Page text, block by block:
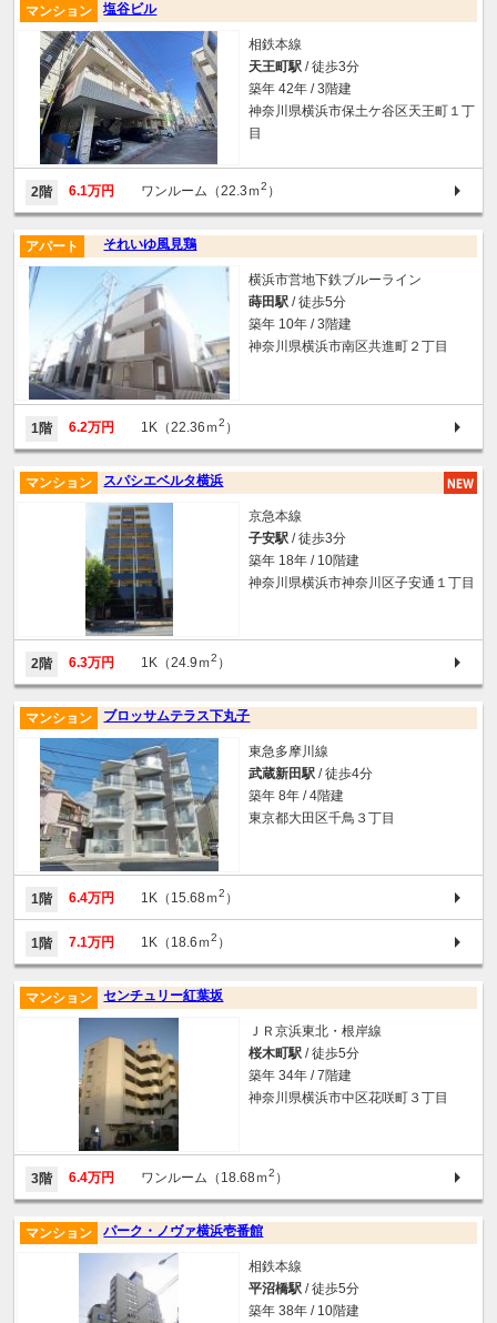
塩谷ビル
マンション
相鉄本線
天王町駅 / 徒歩3分
築年 42年 / 3階建
神奈川県横浜市保土ケ谷区天王町１丁
目
2階 6.1万円 ワンルーム（22.3ｍ2 ）
それいゆ風見鶏
アパート
横浜市営地下鉄ブルーライン
蒔田駅 / 徒歩5分
築年 10年 / 3階建
神奈川県横浜市南区共進町２丁目
1階 6.2万円 1K（22.36ｍ2 ）
スパシエベルタ横浜
マンション
京急本線
子安駅 / 徒歩3分
築年 18年 / 10階建
神奈川県横浜市神奈川区子安通１丁目
2階 6.3万円 1K（24.9ｍ2 ）
ブロッサムテラス下丸子
マンション
東急多摩川線
武蔵新田駅 / 徒歩4分
築年 8年 / 4階建
東京都大田区千鳥３丁目
1階 6.4万円 1K（15.68ｍ2 ）
1階 7.1万円 1K（18.6ｍ2 ）
センチュリー紅葉坂
マンション
ＪＲ京浜東北・根岸線
桜木町駅 / 徒歩5分
築年 34年 / 7階建
神奈川県横浜市中区花咲町３丁目
3階 6.4万円 ワンルーム（18.68ｍ2 ）
パーク・ノヴァ横浜壱番館
マンション
相鉄本線
平沼橋駅 / 徒歩5分
築年 38年 / 10階建